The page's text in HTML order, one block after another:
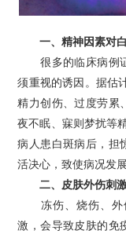
一、精神因素对白
很多的临床病例证
须重视的诱因。据估
精力创伤、过度劳累
夜不眠、寐则梦扰等
病人患白斑病后，担
活决心，致使病况发展
二、皮肤外伤刺激
冻伤、烧伤、外
激，会导致皮肤的免